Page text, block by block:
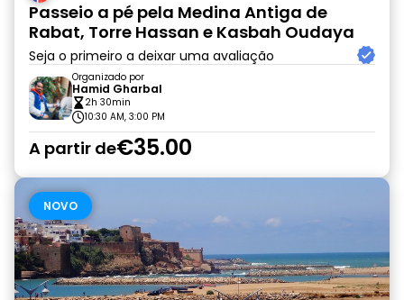
Passeio a pé pela Medina Antiga de
Rabat, Torre Hassan e Kasbah Oudaya
Seja o primeiro a deixar uma avaliação
Organizado por
Hamid Gharbal
2h 30min
10:30 AM, 3:00 PM
A partir de€35.00
NOVO